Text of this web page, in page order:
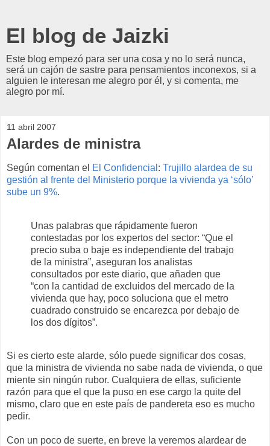
El blog de Jaizki
Este blog empezó para ser una cosa y no lo será nunca,
será un cajón de sastre para pensamientos inconexos, si a
alguien le interesan me alegro por él, y si comenta, me
alegro por mí.
11 abril 2007
Alardes de ministra
Según comentan el El Confidencial : Trujillo alardea de su
gestión al frente del Ministerio porque la vivienda ya ‘sólo’
sube un 9%.
Unas palabras que rápidamente fueron
contestadas por los expertos del sector: “Que el
precio suba o baje es independiente del trabajo
de la ministra”, aseguran los analistas
consultados por este diario, que añaden que
“con la cantidad de excluidos del mercado de la
vivienda que hay, poco soluciona que el metro
cuadrado construido se encarezca por debajo de
los dos dígitos”.
Si es cierto este alarde, sólo puede significar dos cosas,
que la ministra de vivienda no sabe nada de vivienda, o que
miente sin ningún rubor. Cualquiera de ellas, suficiente
razón para que el que la puso en ese cargo la quite del
mismo, claro que en este país de pandereta eso es mucho
pedir.
Con un poco de suerte, en breve la veremos alardear de